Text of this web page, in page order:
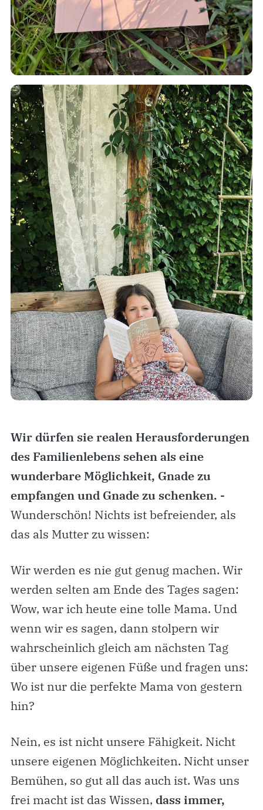
Wir dürfen sie realen Herausforderungen
des Familienlebens sehen als eine
wunderbare Möglichkeit, Gnade zu
empfangen und Gnade zu schenken. -
Wunderschön! Nichts ist befreiender, als
das als Mutter zu wissen:
Wir werden es nie gut genug machen. Wir
werden selten am Ende des Tages sagen:
Wow, war ich heute eine tolle Mama. Und
wenn wir es sagen, dann stolpern wir
wahrscheinlich gleich am nächsten Tag
über unsere eigenen Füße und fragen uns:
Wo ist nur die perfekte Mama von gestern
hin?
Nein, es ist nicht unsere Fähigkeit. Nicht
unsere eigenen Möglichkeiten. Nicht unser
Bemühen, so gut all das auch ist. Was uns
frei macht ist das Wissen, dass immer,